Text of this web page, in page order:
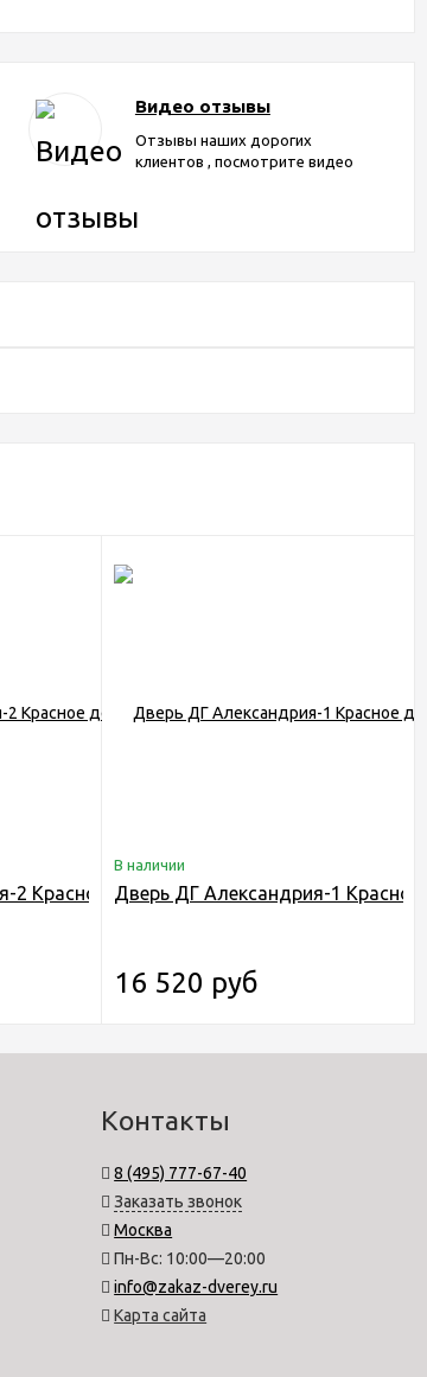
Видео отзывы
Отзывы наших дорогих
клиентов , посмотрите видео
2 Красное дерево с чёрной патиной
В наличии
Дверь ДГ Александрия-1
16 520 руб
Контакты
8 (495) 777-67-40
Заказать звонок
Москва
Пн-Вс: 10:00—20:00
info@zakaz-dverey.ru
Карта сайта